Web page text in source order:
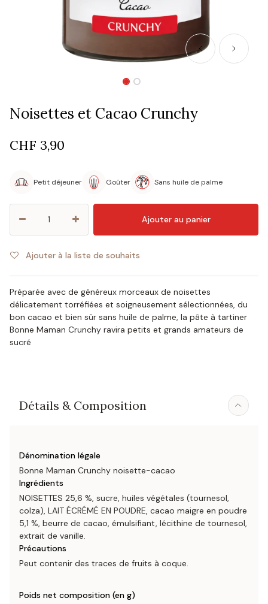
Noisettes et Cacao Crunchy
CHF 3,90
Petit déjeuner Goûter Sans huile de palme
Ajouter au panier
Ajouter à la liste de souhaits
Préparée avec de généreux morceaux de noisettes
délicatement torréfiées et soigneusement sélectionnées, du
bon cacao et bien sûr sans huile de palme, la pâte à tartiner
Bonne Maman Crunchy ravira petits et grands amateurs de
sucré
Détails & Composition
Dénomination légale
Bonne Maman Crunchy noisette-cacao
Ingrédients
NOISETTES 25,6 %, sucre, huiles végétales (tournesol,
colza), LAIT ÉCRÉMÉ EN POUDRE, cacao maigre en poudre
5,1 %, beurre de cacao, émulsifiant, lécithine de tournesol,
extrait de vanille.
Précautions
Peut contenir des traces de fruits à coque.
Poids net composition (en g)